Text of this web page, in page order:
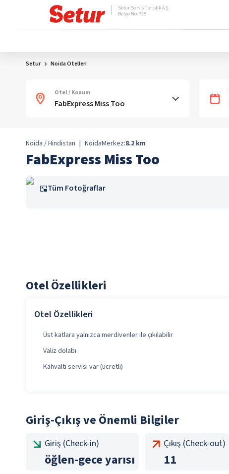
Setur Servis Turistik A.Ş.
Belge No: 728
Setur Noida Otelleri
Otel / Konum
Noida / Hindistan | NoidaMerkez:8.2 km
FabExpress Miss Too
Tüm Fotoğraflar
Otel Özellikleri
Otel Özellikleri
Üst katlara yalnızca merdivenler ile çıkılabilir
Valiz dolabı
Kahvaltı servisi var (ücretli)
Giriş-Çıkış ve Önemli Bilgiler
Giriş (Check-in)
öğlen-gece yarısı
Çıkış (Check-out)
11